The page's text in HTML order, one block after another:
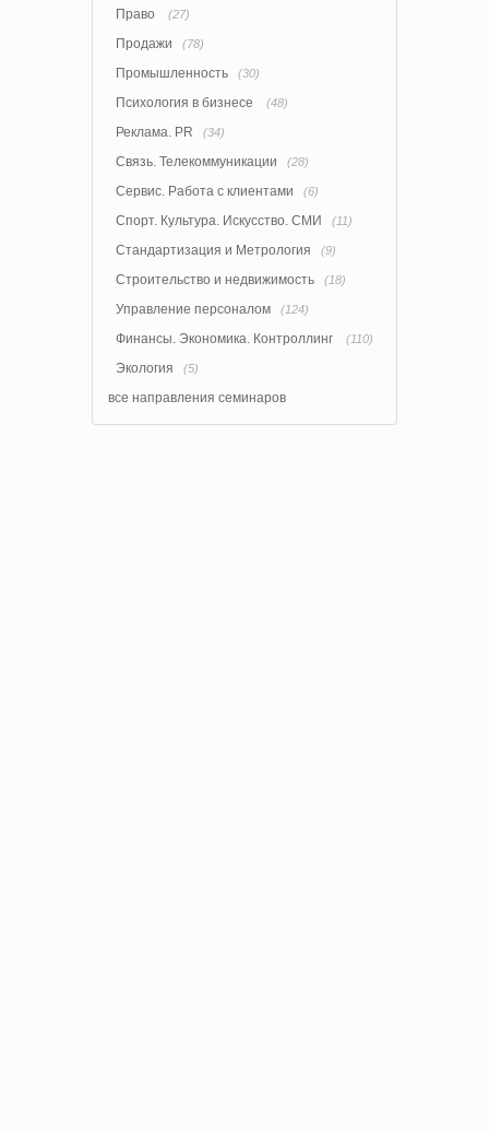
Право (27)
Продажи (78)
Промышленность (30)
Психология в бизнесе (48)
Реклама. PR (34)
Связь. Телекоммуникации (28)
Сервис. Работа с клиентами (6)
Спорт. Культура. Искусство. СМИ (11)
Стандартизация и Метрология (9)
Строительство и недвижимость (18)
Управление персоналом (124)
Финансы. Экономика. Контроллинг (110)
Экология (5)
все направления семинаров